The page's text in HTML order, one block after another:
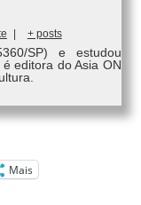
+ posts
SP) e estudou
editora do Asia ON
Mais